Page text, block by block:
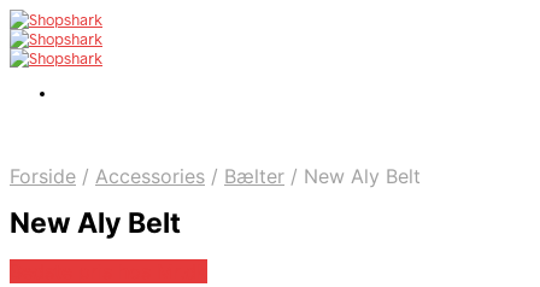
Forside / Accessories / Bælter / New Aly Belt
New Aly Belt